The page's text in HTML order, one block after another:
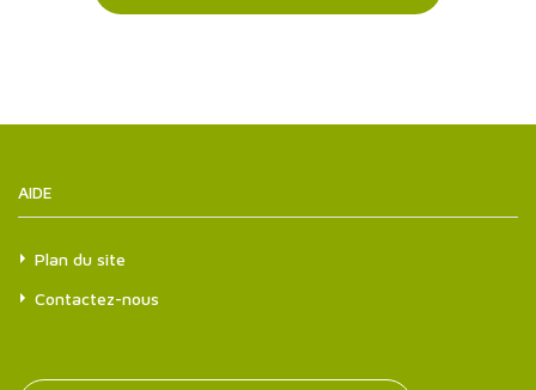
AIDE
Plan du site
Contactez-nous